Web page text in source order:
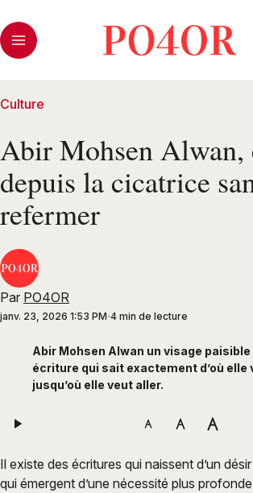
Culture
Abir Mohsen Alwan,
depuis la cicatrice
refermer
Par PO4OR
janv. 23, 2026 1:53 PM 4 min de lecture
Abir Mohsen Alwan un visage
écriture qui sait exactement d’où elle
jusqu’où elle veut aller.
Il existe des écritures qui naissent d’un
qui émergent d’une nécessité plus